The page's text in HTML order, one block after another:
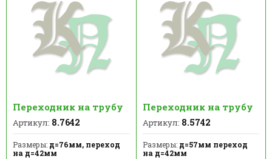
Переходник на трубу
Артикул: 8.7642
Размеры: д=76мм, переход
на д=42мм
Переходник на трубу
Артикул: 8.5742
Размеры:д=57мм переход
на д=42мм